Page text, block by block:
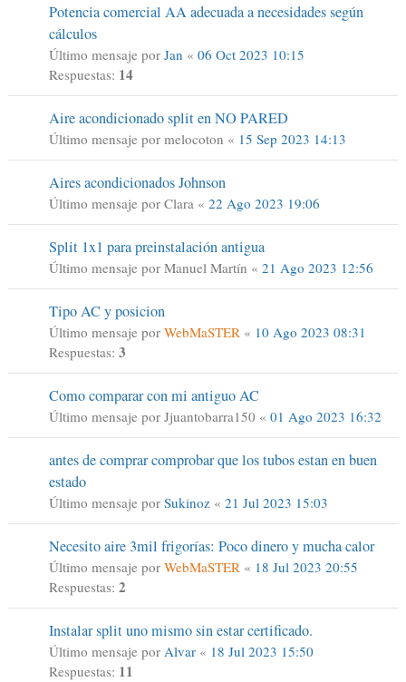
Potencia comercial AA adecuada a necesidades según
cálculos
Último mensaje por Jan « 06 Oct 2023 10:15
Respuestas: 14
Aire acondicionado split en NO PARED
Último mensaje por melocoton « 15 Sep 2023 14:13
Aires acondicionados Johnson
Último mensaje por Clara « 22 Ago 2023 19:06
Split 1x1 para preinstalación antigua
Último mensaje por Manuel Martín « 21 Ago 2023 12:56
Tipo AC y posicion
Último mensaje por WebMaSTER « 10 Ago 2023 08:31
Respuestas: 3
Como comparar con mi antiguo AC
Último mensaje por Jjuantobarra150 « 01 Ago 2023 16:32
antes de comprar comprobar que los tubos estan en buen
estado
Último mensaje por Sukinoz « 21 Jul 2023 15:03
Necesito aire 3mil frigorías: Poco dinero y mucha calor
Último mensaje por WebMaSTER « 18 Jul 2023 20:55
Respuestas: 2
Instalar split uno mismo sin estar certificado.
Último mensaje por Alvar « 18 Jul 2023 15:50
Respuestas: 11